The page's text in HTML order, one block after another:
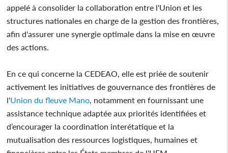
appelé à consolider la collaboration entre l'Union et les
structures nationales en charge de la gestion des frontières,
afin d'assurer une synergie optimale dans la mise en œuvre
des actions.
En ce qui concerne la CEDEAO, elle est priée de soutenir
activement les initiatives de gouvernance des frontières de
l'Union du fleuve Mano, notamment en fournissant une
assistance technique adaptée aux priorités identifiées et
d’encourager la coordination interétatique et la
mutualisation des ressources logistiques, humaines et